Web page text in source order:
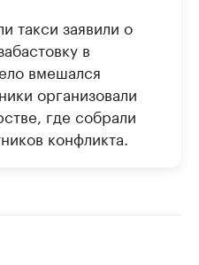
такси заявили о
в
вмешался
организовали
где собрали
конфликта.